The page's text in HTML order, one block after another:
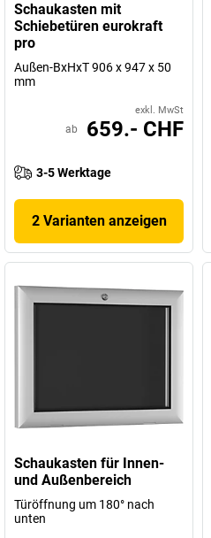
Schaukasten mit
Schiebetüren eurokraft
pro
Außen-BxHxT 906 x 947 x 50
mm
exkl. MwSt
ab 659.- CHF
3-5 Werktage
2 Varianten anzeigen
Schaukasten für Innen-
und Außenbereich
Türöffnung um 180° nach
unten